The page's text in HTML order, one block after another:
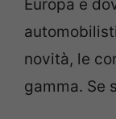
Europa e
novità, le
gamma. Se